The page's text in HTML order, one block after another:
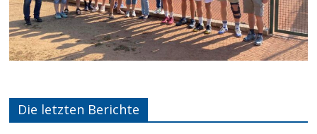
Die letzten Berichte